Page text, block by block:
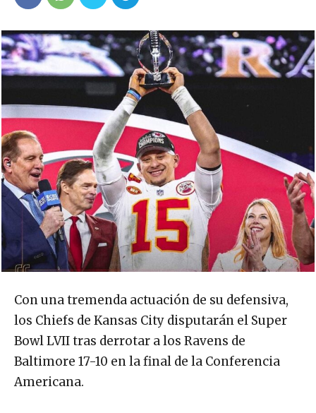
Con una tremenda actuación de su defensiva,
los Chiefs de Kansas City disputarán el Super
Bowl LVII tras derrotar a los Ravens de
Baltimore 17-10 en la final de la Conferencia
Americana.